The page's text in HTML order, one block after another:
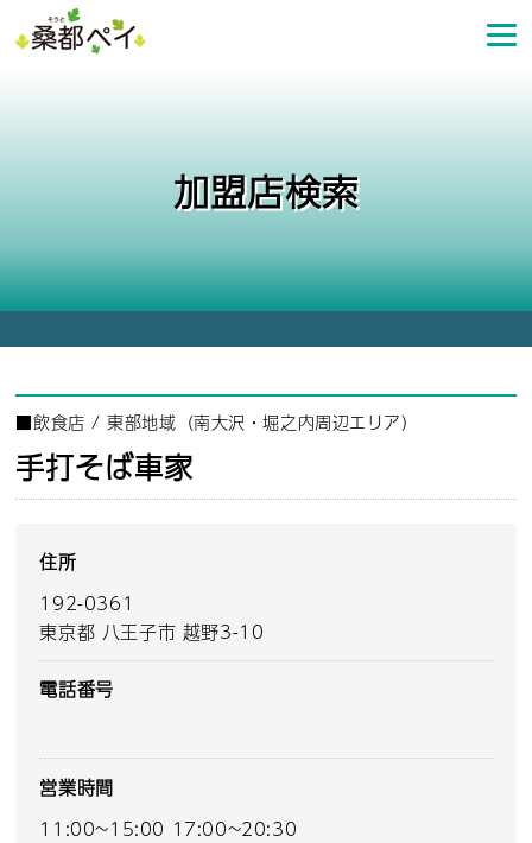
ン
プ
加盟店検索
■飲食店 /東部地域（南大沢・堀之内周辺エリア）
手打そば車家
住所
192-0361
東京都 八王子市 越野3-10
電話番号
営業時間
11:00~15:00 17:00~20:30